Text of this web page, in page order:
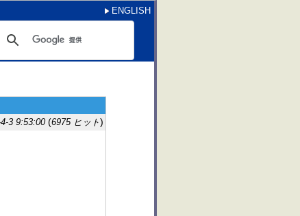
ENGLISH
3 9:53:00(6975 ヒット)